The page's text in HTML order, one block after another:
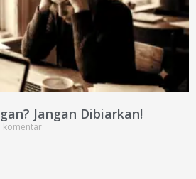
Jangan Dibiarkan!
komentar